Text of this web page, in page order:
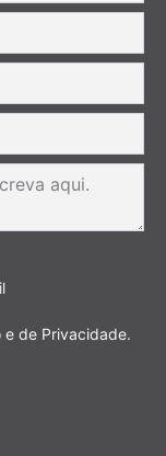
e de Privacidade.